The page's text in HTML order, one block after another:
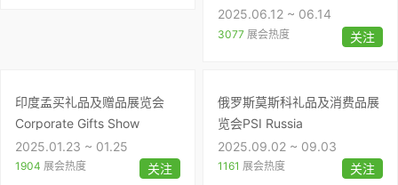
2025.06.12 ~ 06.14
3077 展会热度 关注
印度孟买礼品及赠品展览会
Corporate Gifts Show
2025.01.23 ~ 01.25
1904 展会热度 关注
俄罗斯莫斯科礼品及消费品展
览会PSI Russia
2025.09.02 ~ 09.03
1161 展会热度 关注